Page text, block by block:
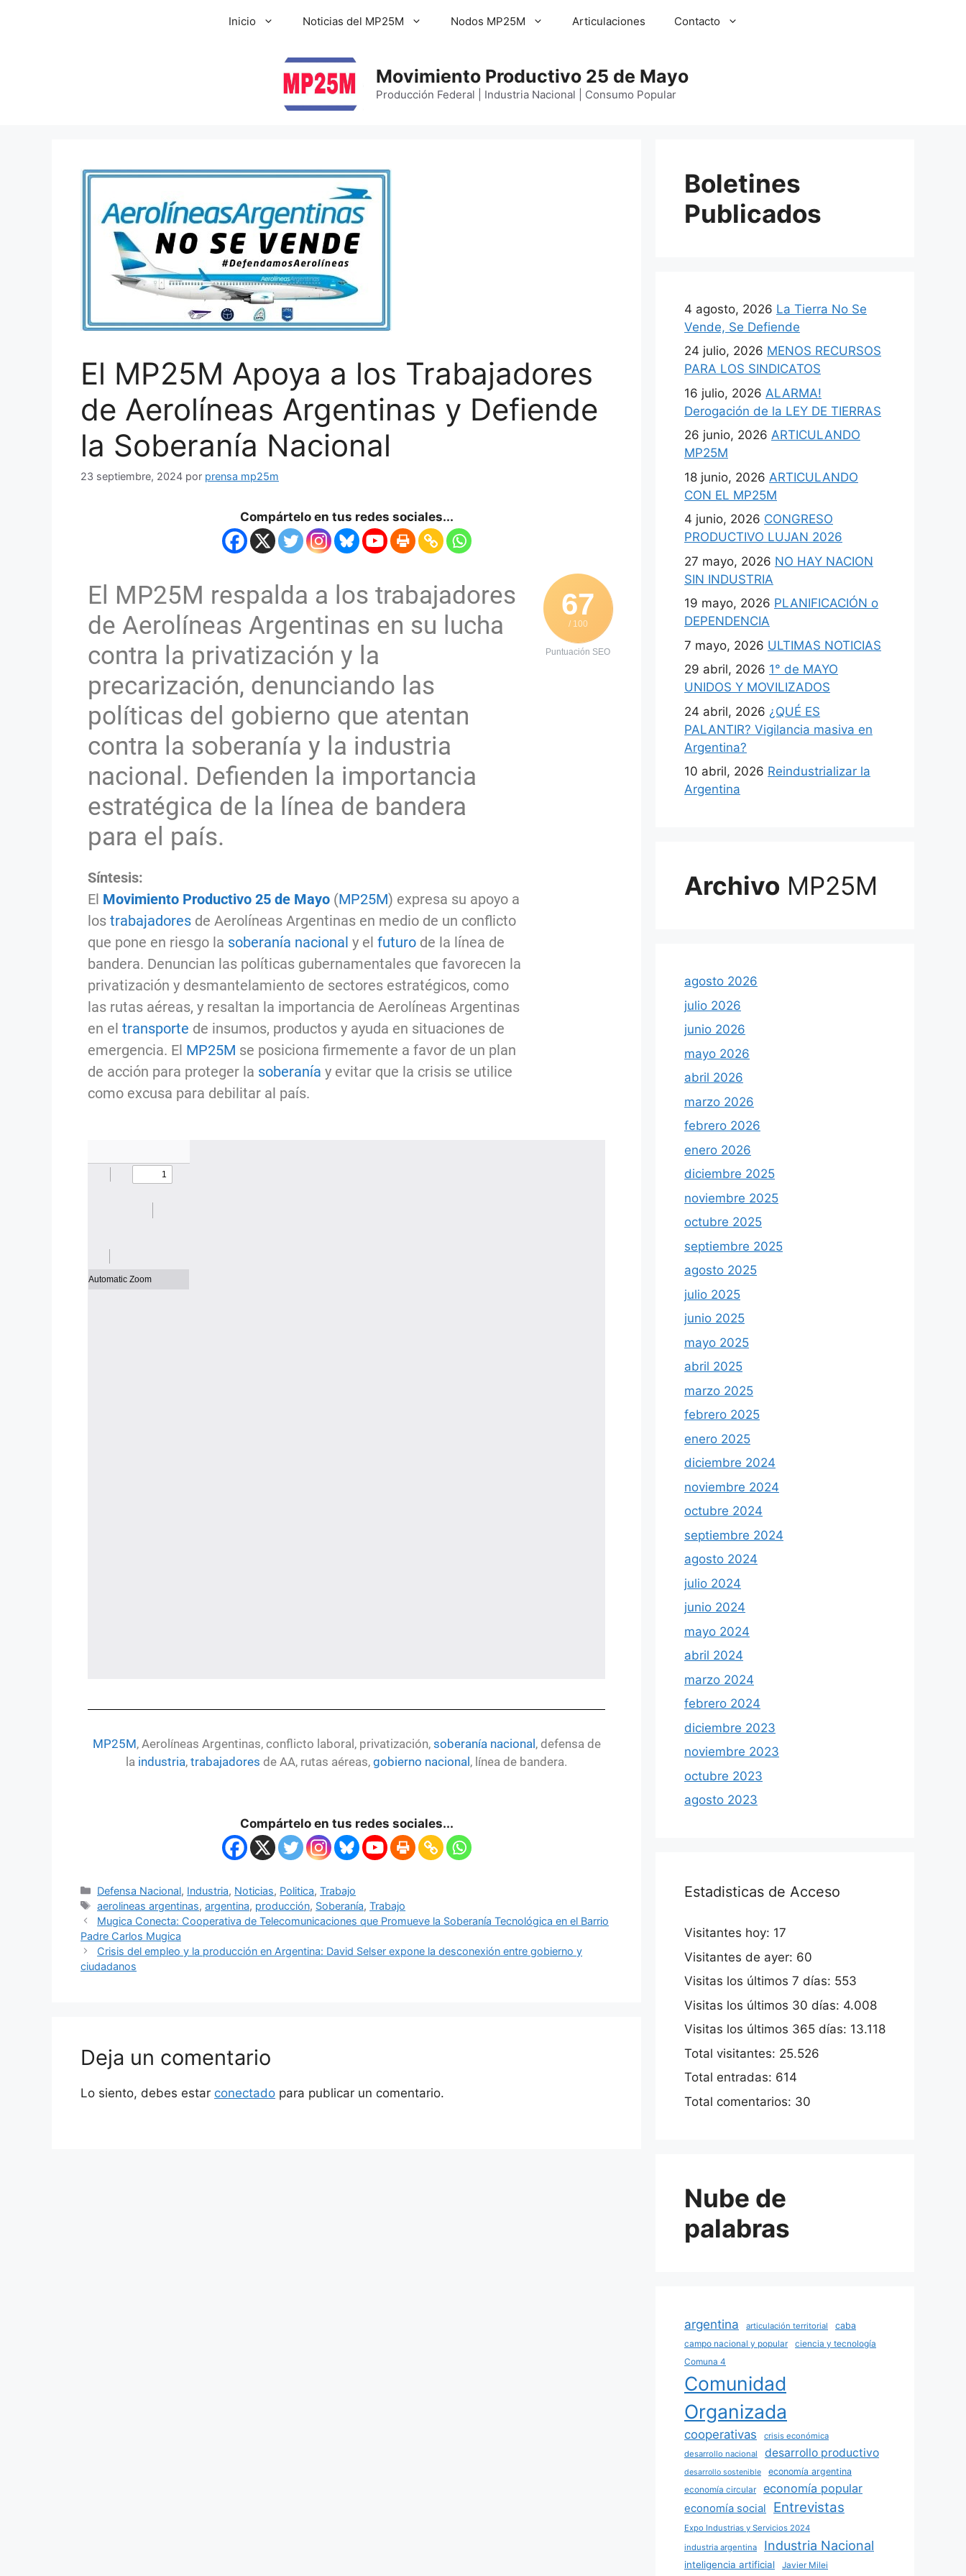
Inicio Noticias del MP25M Nodos MP25M Articulaciones Contacto
Movimiento Productivo 25 de Mayo
Producción Federal | Industria Nacional | Consumo Popular
El MP25M Apoya a los Trabajadores
de Aerolíneas Argentinas y Defiende
la Soberanía Nacional
23 septiembre, 2024 por prensa mp25m
Compártelo en tus redes sociales...
67
/ 100
Puntuación SEO
El MP25M respalda a los trabajadores
de Aerolíneas Argentinas en su lucha
contra la privatización y la
precarización, denunciando las
políticas del gobierno que atentan
contra la soberanía y la industria
nacional. Defienden la importancia
estratégica de la línea de bandera
para el país.
Síntesis:
El Movimiento Productivo 25 de Mayo (MP25M) expresa su apoyo a
los trabajadores de Aerolíneas Argentinas en medio de un conflicto
que pone en riesgo la soberanía nacional y el futuro de la línea de
bandera. Denuncian las políticas gubernamentales que favorecen la
privatización y desmantelamiento de sectores estratégicos, como
las rutas aéreas, y resaltan la importancia de Aerolíneas Argentinas
en el transporte de insumos, productos y ayuda en situaciones de
emergencia. El MP25M se posiciona firmemente a favor de un plan
de acción para proteger la soberanía y evitar que la crisis se utilice
como excusa para debilitar al país.
MP25M, Aerolíneas Argentinas, conflicto laboral, privatización, soberanía nacional , defensa de
la industria, trabajadores de AA, rutas aéreas, gobierno nacional , línea de bandera.
Compártelo en tus redes sociales...
Defensa Nacional, Industria, Noticias, Politica,Trabajo
aerolineas argentinas,argentina, producción, Soberanía,Trabajo
Mugica Conecta: Cooperativa de Telecomunicaciones que Promueve la Soberanía Tecnológica en el Barrio
Padre Carlos Mugica
Crisis del empleo y la producción en Argentina: David Selser expone la desconexión entre gobierno y
ciudadanos
Deja un comentario
Lo siento, debes estar conectado para publicar un comentario.
Boletines
Publicados
4 agosto, 2026 La Tierra No Se
Vende, Se Defiende
24 julio, 2026 MENOS RECURSOS
PARA LOS SINDICATOS
16 julio, 2026 ALARMA!
Derogación de la LEY DE TIERRAS
26 junio, 2026 ARTICULANDO
MP25M
18 junio, 2026 ARTICULANDO
CON EL MP25M
4 junio, 2026 CONGRESO
PRODUCTIVO LUJAN 2026
27 mayo, 2026 NO HAY NACION
SIN INDUSTRIA
19 mayo, 2026 PLANIFICACIÓN o
DEPENDENCIA
7 mayo, 2026 ULTIMAS NOTICIAS
29 abril, 2026 1° de MAYO
UNIDOS Y MOVILIZADOS
24 abril, 2026 ¿QUÉ ES
PALANTIR? Vigilancia masiva en
Argentina?
10 abril, 2026 Reindustrializar la
Argentina
Archivo MP25M
agosto 2026
julio 2026
junio 2026
mayo 2026
abril 2026
marzo 2026
febrero 2026
enero 2026
diciembre 2025
noviembre 2025
octubre 2025
septiembre 2025
agosto 2025
julio 2025
junio 2025
mayo 2025
abril 2025
marzo 2025
febrero 2025
enero 2025
diciembre 2024
noviembre 2024
octubre 2024
septiembre 2024
agosto 2024
julio 2024
junio 2024
mayo 2024
abril 2024
marzo 2024
febrero 2024
diciembre 2023
noviembre 2023
octubre 2023
agosto 2023
Estadisticas de Acceso
Visitantes hoy: 17
Visitantes de ayer: 60
Visitas los últimos 7 días: 553
Visitas los últimos 30 días: 4.008
Visitas los últimos 365 días: 13.118
Total visitantes: 25.526
Total entradas: 614
Total comentarios: 30
Nube de
palabras
argentina articulación territorial
caba
campo nacional y popular
ciencia y tecnología
Comuna 4
Comunidad
Organizada
cooperativas
crisis económica
desarrollo nacional
desarrollo productivo
desarrollo sostenible
economía argentina
economía circular
economía popular
economía social Entrevistas
Expo Industrias y Servicios 2024
industria argentina
Industria Nacional
inteligencia artificial Javier Milei